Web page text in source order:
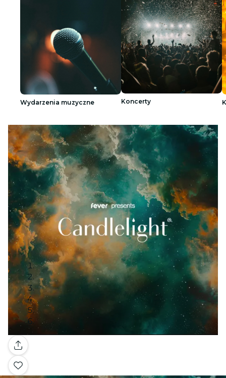
Wydarzenia muzyczne Koncerty
Galeria